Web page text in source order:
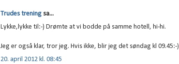
Trudes trening sa...
Lykke,lykke til:-) Drømte at vi bodde på samme hotell, hi-hi.
Jeg er også klar, tror jeg. Hvis ikke, blir jeg det søndag kl 09.45:-)
20. april 2012 kl. 08:45